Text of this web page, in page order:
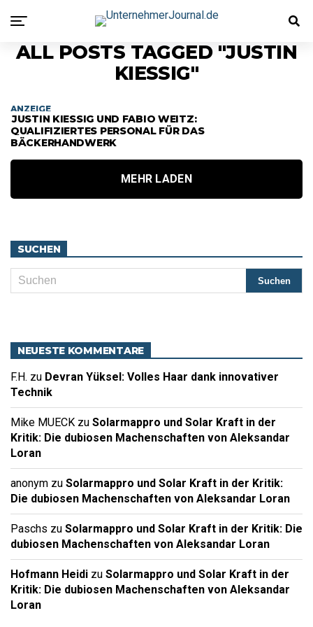
ALL POSTS TAGGED "JUSTIN
KIESSIG"
ANZEIGE
JUSTIN KIESSIG UND FABIO WEITZ: Q
UALIFIZIERTES PERSONAL FÜR DAS B
ÄCKERHANDWERK
MEHR LADEN
SUCHEN
NEUESTE KOMMENTARE
F.H. zu Devran Yüksel: Volles Haar dank innovativer
Technik
Mike MUECK zu Solarmappro und Solar Kraft in der
Kritik: Die dubiosen Machenschaften von Aleksandar
Loran
anonym zu Solarmappro und Solar Kraft in der Kritik:
Die dubiosen Machenschaften von Aleksandar Loran
Paschs zu Solarmappro und Solar Kraft in der Kritik: Die
dubiosen Machenschaften von Aleksandar Loran
Hofmann Heidi zu Solarmappro und Solar Kraft in der
Kritik: Die dubiosen Machenschaften von Aleksandar
Loran